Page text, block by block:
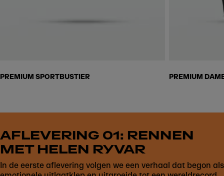
PREMIUM SPORTBUSTIER PREMIUM
AFLEVERING 01: RENNEN
MET HELEN RYVAR
In de eerste aflevering volgen we een verhaal dat begon als